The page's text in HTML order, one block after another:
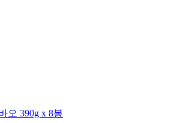
오 390g x 8봉